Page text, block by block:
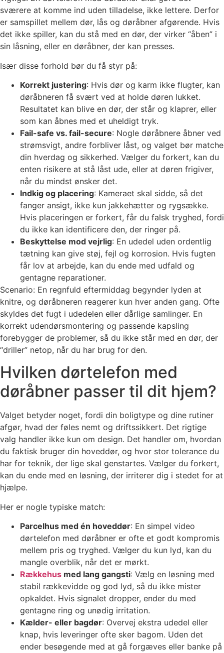
sværere at komme ind uden tilladelse, ikke lettere. Derfor
er samspillet mellem dør, lås og døråbner afgørende. Hvis
det ikke spiller, kan du stå med en dør, der virker “åben” i
sin låsning, eller en døråbner, der kan presses.
Især disse forhold bør du få styr på:
Korrekt justering: Hvis dør og karm ikke flugter, kan
døråbneren få svært ved at holde døren lukket.
Resultatet kan blive en dør, der står og klaprer, eller
som kan åbnes med et uheldigt tryk.
Fail-safe vs. fail-secure: Nogle døråbnere åbner ved
strømsvigt, andre forbliver låst, og valget bør matche
din hverdag og sikkerhed. Vælger du forkert, kan du
enten risikere at stå låst ude, eller at døren frigiver,
når du mindst ønsker det.
Indkig og placering: Kameraet skal sidde, så det
fanger ansigt, ikke kun jakkehætter og rygsække.
Hvis placeringen er forkert, får du falsk tryghed, fordi
du ikke kan identificere den, der ringer på.
Beskyttelse mod vejrlig: En udedel uden ordentlig
tætning kan give støj, fejl og korrosion. Hvis fugten
får lov at arbejde, kan du ende med udfald og
gentagne reparationer.
Scenario: En regnfuld eftermiddag begynder lyden at
knitre, og døråbneren reagerer kun hver anden gang. Ofte
skyldes det fugt i udedelen eller dårlige samlinger. En
korrekt udendørsmontering og passende kapsling
forebygger de problemer, så du ikke står med en dør, der
“driller” netop, når du har brug for den.
Hvilken dørtelefon med
døråbner passer til dit hjem?
Valget betyder noget, fordi din boligtype og dine rutiner
afgør, hvad der føles nemt og driftssikkert. Det rigtige
valg handler ikke kun om design. Det handler om, hvordan
du faktisk bruger din hoveddør, og hvor stor tolerance du
har for teknik, der lige skal genstartes. Vælger du forkert,
kan du ende med en løsning, der irriterer dig i stedet for at
hjælpe.
Her er nogle typiske match:
Parcelhus med én hoveddør: En simpel video
dørtelefon med døråbner er ofte et godt kompromis
mellem pris og tryghed. Vælger du kun lyd, kan du
mangle overblik, når det er mørkt.
Rækkehus med lang gangsti: Vælg en løsning med
stabil rækkevidde og god lyd, så du ikke mister
opkaldet. Hvis signalet dropper, ender du med
gentagne ring og unødig irritation.
Kælder- eller bagdør: Overvej ekstra udedel eller
knap, hvis leveringer ofte sker bagom. Uden det
ender besøgende med at gå forgæves eller banke på